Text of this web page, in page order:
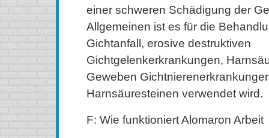
einer schweren Schädigung der
Allgemeinen ist es für die
Gichtanfall, erosive destruktiven
Gichtgelenkerkrankungen,
Geweben
Harnsäuresteinen verwendet wird.
F: Wie funktioniert Alomaron Arbeit